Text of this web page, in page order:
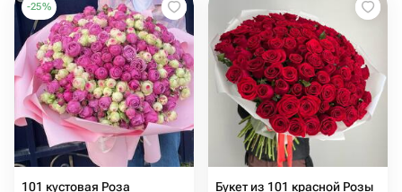
-25%
101 кустовая Роза
Букет из 101 красной Розы